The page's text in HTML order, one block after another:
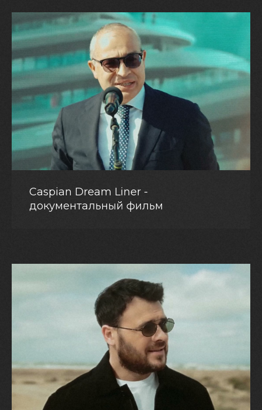
Caspian Dream Liner -
документальный фильм